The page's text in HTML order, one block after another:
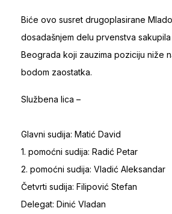
Biće ovo susret drugoplasirane
dosadašnjem delu prvenstva
Beograda koji zauzima poziciju niže
bodom zaostatka.
Službena lica –
Glavni sudija: Matić David
1. pomoćni sudija: Radić Petar
2. pomoćni sudija: Vladić Aleksandar
Četvrti sudija: Filipović Stefan
Delegat: Dinić Vladan